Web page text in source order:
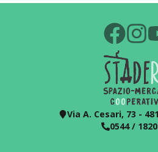
Via A. Cesari, 73 -
0544 /